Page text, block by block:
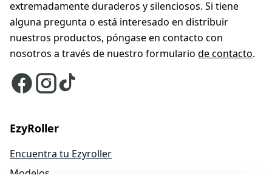
extremadamente duraderos y silenciosos. Si tiene
alguna pregunta o está interesado en distribuir
nuestros productos, póngase en contacto con
nosotros a través de nuestro formulario de contacto.
EzyRoller
Encuentra tu Ezyroller
Modelos